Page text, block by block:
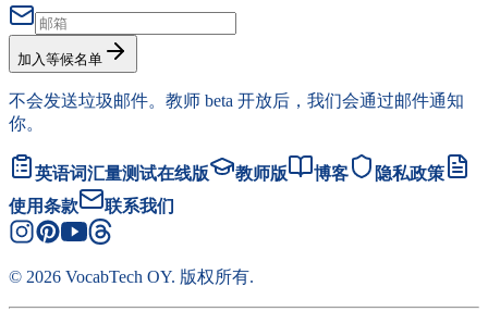
加入等候名单
不会发送垃圾邮件。教师 beta 开放后，我们会通过邮件通知
你。
英语词汇量测试在线版 教师版 博客
隐私政策
使用条款
联系我们
© 2026 VocabTech OY. 版权所有.